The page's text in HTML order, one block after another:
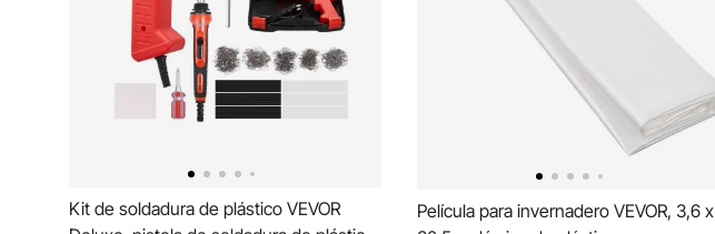
Kit de soldadura de plástico VEVOR
Película para invernadero VEVOR, 3,6 x